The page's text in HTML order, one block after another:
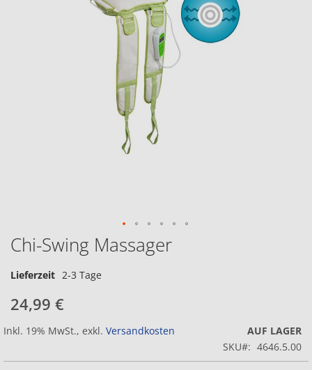
Chi-Swing Massager
Lieferzeit 2-3 Tage
24,99 €
Inkl. 19% MwSt., exkl. Versandkosten
AUF LAGER
SKU
4646.5.00